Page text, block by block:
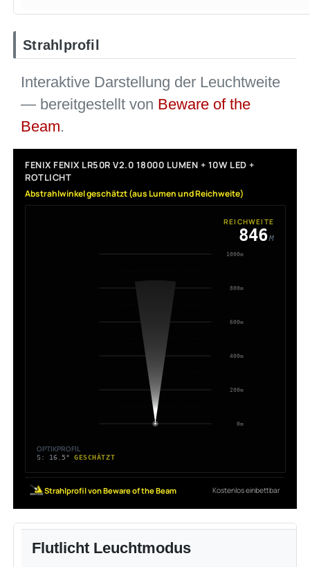
Strahlprofil
Interaktive Darstellung der Leuchtweite
— bereitgestellt von Beware of the
Beam.
Flutlicht Leuchtmodus